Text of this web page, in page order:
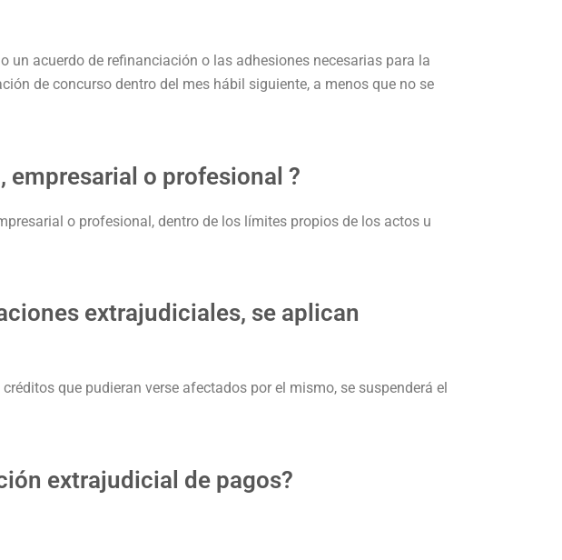
acuerdo de refinanciación o las adhesiones necesarias para la
de concurso dentro del mes hábil siguiente, a menos que no se
empresarial o profesional ?
o profesional, dentro de los límites propios de los actos u
extrajudiciales, se aplican
que pudieran verse afectados por el mismo, se suspenderá el
extrajudicial de pagos?